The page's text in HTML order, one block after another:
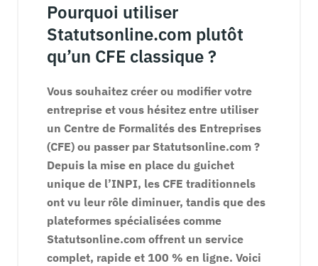
Pourquoi utiliser
Statutsonline.com plutôt
qu’un CFE classique ?
Vous souhaitez créer ou modifier votre
entreprise et vous hésitez entre utiliser
un Centre de Formalités des Entreprises
(CFE) ou passer par Statutsonline.com ?
Depuis la mise en place du guichet
unique de l’INPI, les CFE traditionnels
ont vu leur rôle diminuer, tandis que des
plateformes spécialisées comme
Statutsonline.com offrent un service
complet, rapide et 100 % en ligne. Voici